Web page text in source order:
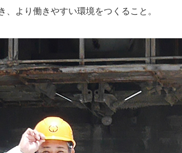
、より働きやすい環境をつくること。